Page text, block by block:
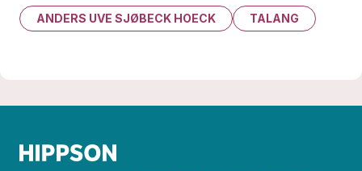
ANDERS UVE SJØBECK HOECK TALANG